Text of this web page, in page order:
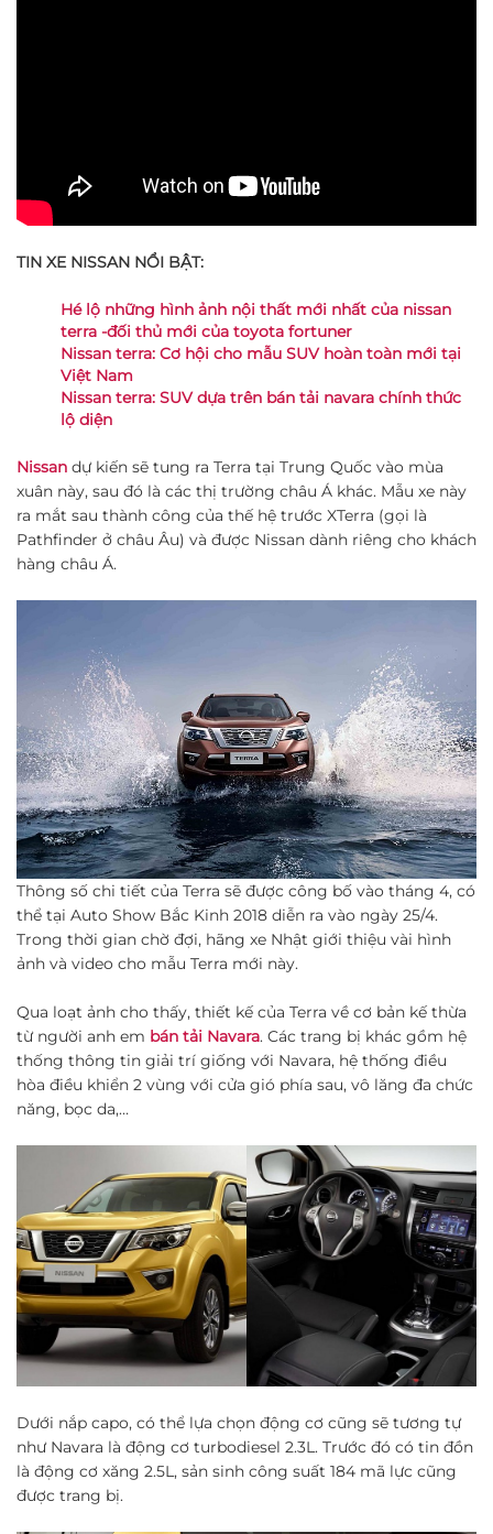
TIN XE NISSAN NỔI BẬT:
Hé lộ những hình ảnh nội thất mới nhất của nissan
terra -đối thủ mới của toyota fortuner
Nissan terra: Cơ hội cho mẫu SUV hoàn toàn mới tại
Việt Nam
Nissan terra: SUV dựa trên bán tải navara chính thức
lộ diện
Nissan dự kiến sẽ tung ra Terra tại Trung Quốc vào mùa
xuân này, sau đó là các thị trường châu Á khác. Mẫu xe này
ra mắt sau thành công của thế hệ trước XTerra (gọi là
Pathfinder ở châu Âu) và được Nissan dành riêng cho khách
hàng châu Á.
Thông số chi tiết của Terra sẽ được công bố vào tháng 4, có
thể tại Auto Show Bắc Kinh 2018 diễn ra vào ngày 25/4.
Trong thời gian chờ đợi, hãng xe Nhật giới thiệu vài hình
ảnh và video cho mẫu Terra mới này.
Qua loạt ảnh cho thấy, thiết kế của Terra về cơ bản kế thừa
từ người anh em bán tải Navara. Các trang bị khác gồm hệ
thống thông tin giải trí giống với Navara, hệ thống điều
hòa điều khiển 2 vùng với cửa gió phía sau, vô lăng đa chức
năng, bọc da,…
Dưới nắp capo, có thể lựa chọn động cơ cũng sẽ tương tự
như Navara là động cơ turbodiesel 2.3L. Trước đó có tin đồn
là động cơ xăng 2.5L, sản sinh công suất 184 mã lực cũng
được trang bị.